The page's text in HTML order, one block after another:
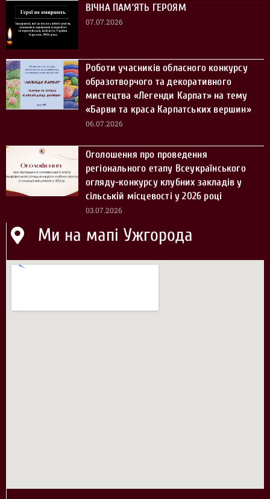
ВІЧНА ПАМ’ЯТЬ ГЕРОЯМ
07.07.2026
Роботи учасників обласного конкурсу
образотворчого та декоративного
мистецтва «Легенди Карпат» на тему
«Барви та краса Карпатських вершин»
06.07.2026
Оголошення про проведення
регіонального етапу Всеукраїнського
огляду-конкурсу клубних закладів у
сільській місцевості у 2026 році
03.07.2026
Ми на мапі Ужгорода